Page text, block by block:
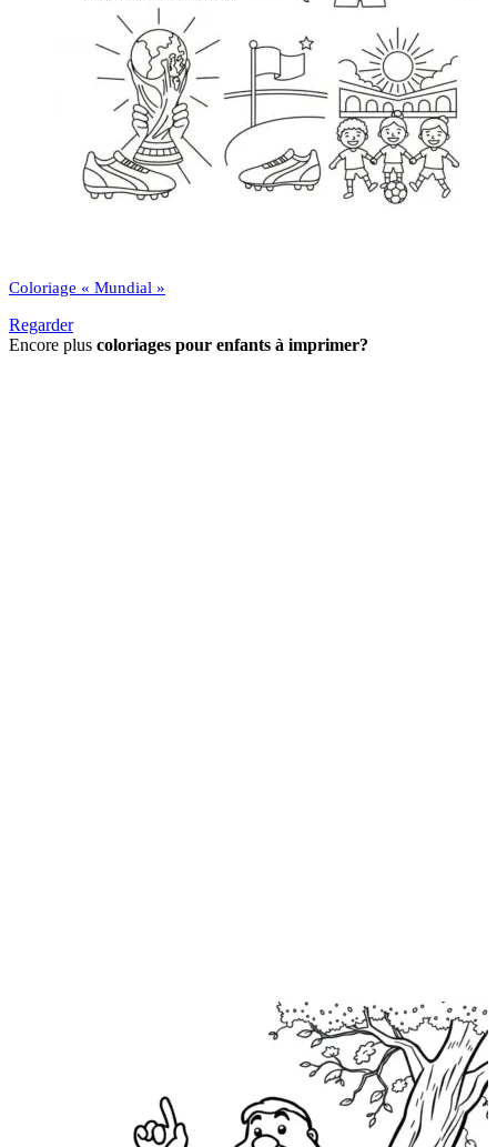
Coloriage « Mundial »
Regarder
Encore plus coloriages pour enfants à imprimer?